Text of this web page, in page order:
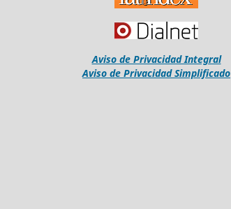
Aviso de Privacidad Integral
Aviso de Privacidad Simplificado